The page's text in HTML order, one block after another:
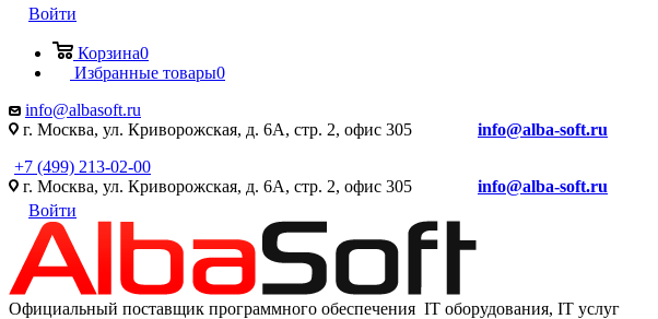
Войти
Корзина0
Избранные товары0
info@albasoft.ru
г. Москва, ул. Криворожская, д. 6А, стр. 2, офис 305 info@alba-soft.ru
+7 (499) 213-02-00
г. Москва, ул. Криворожская, д. 6А, стр. 2, офис 305 info@alba-soft.ru
Войти
Официальный поставщик программного обеспечения IT оборудования, IT услуг